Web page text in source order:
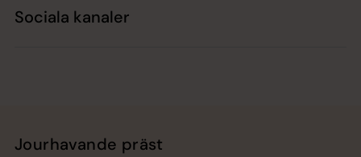
Sociala kanaler
Jourhavande präst